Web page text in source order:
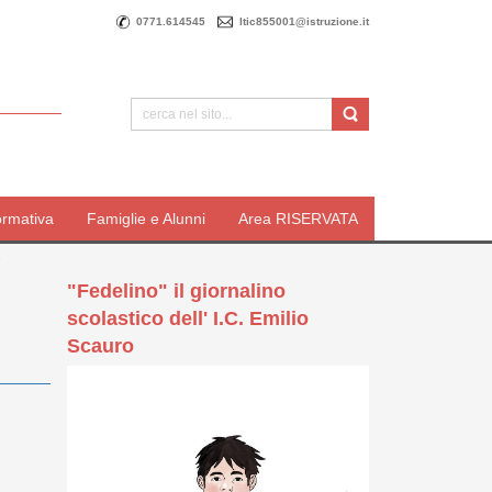
0771.614545 ltic855001@istruzione.it
Famiglie e Alunni Area RISERVATA
"Fedelino" il giornalino
scolastico dell' I.C. Emilio
Scauro